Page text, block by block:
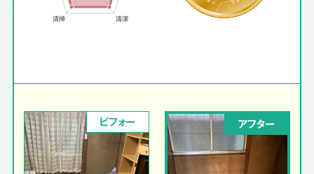
ビフォー アフター